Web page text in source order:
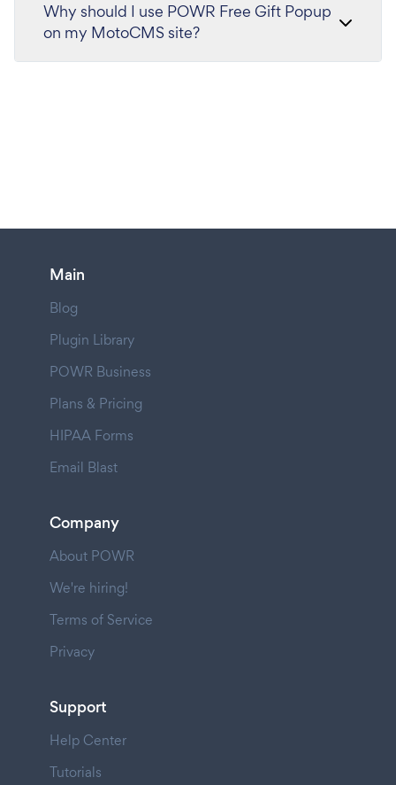
Why should I use POWR Free Gift Popup
on my MotoCMS site?
Main
Blog
Plugin Library
POWR Business
Plans & Pricing
HIPAA Forms
Email Blast
Company
About POWR
We're hiring!
Terms of Service
Privacy
Support
Help Center
Tutorials